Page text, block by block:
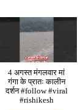
4 अगस्त मंगलवार मां
गंगा के प्रातः कालीन
दर्शन #follow #viral
#rishikesh